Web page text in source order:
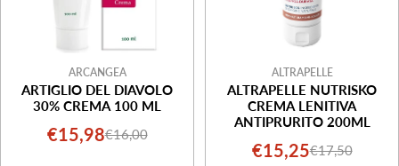
ARCANGEA
ARTIGLIO DEL DIAVOLO
30% CREMA 100 ML
Prezzo
€15,98Prezzo
€16,00
ALTRAPELLE
ALTRAPELLE NUTRISKO
CREMA LENITIVA
ANTIPRURITO 200ML
Prezzo
€15,25Prezzo
€17,50